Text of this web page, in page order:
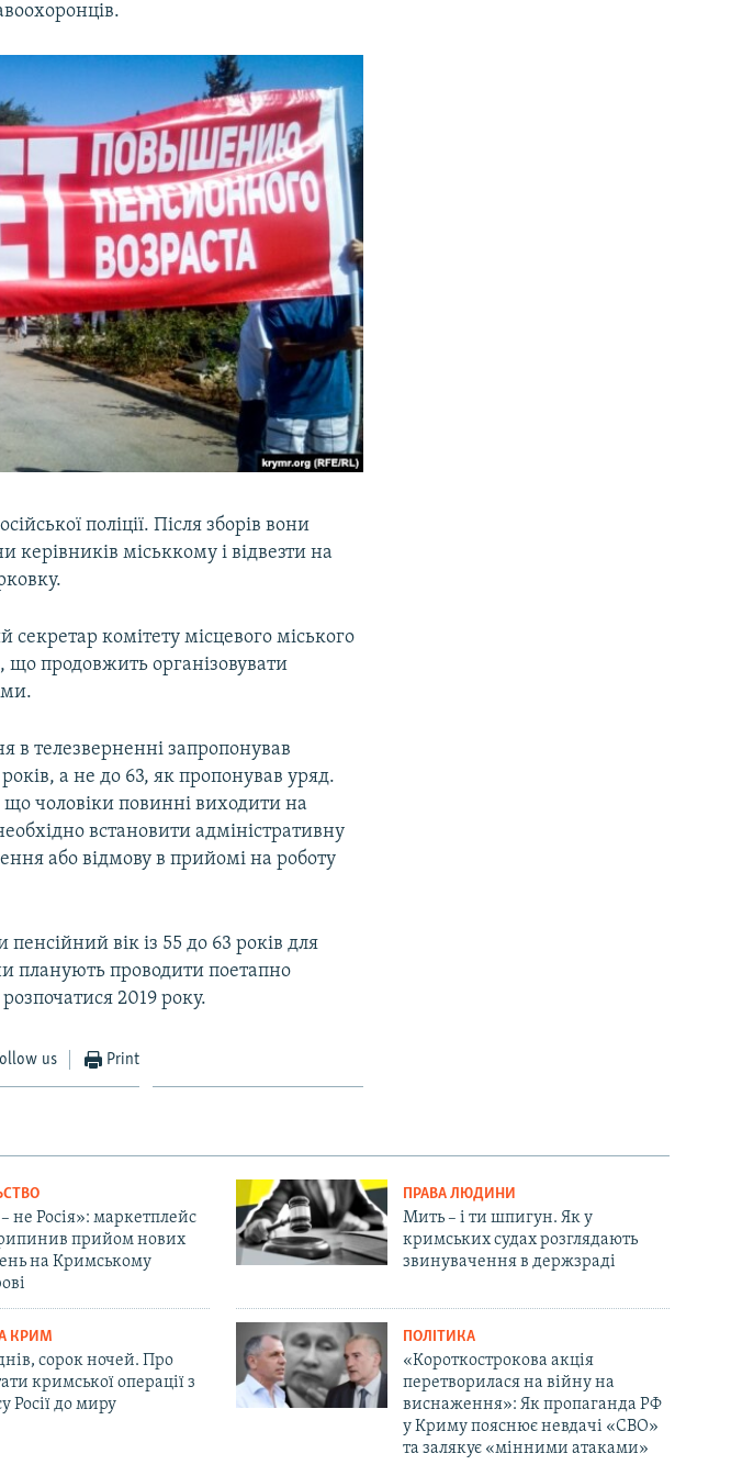
поліції. Після зборів вони
міськкому і відвезти на
комітету місцевого міського
що продовжить організовувати
в телезверненні запропонував
а не до 63, як пропонував уряд.
чоловіки повинні виходити на
встановити адміністративну
або відмову в прийомі на роботу
вік із 55 до 63 років для
планують проводити поетапно
2019 року.
us Print
не Росія»: маркетплейс
прийом нових
на Кримському
ПРАВА ЛЮДИНИ
Мить – і ти шпигун. Як у
кримських судах розглядають
звинувачення в держзраді
КРИМ
сорок ночей. Про
кримської операції з
Росії до миру
ПОЛІТИКА
«Короткострокова акція
перетворилася на війну на
виснаження»: Як пропаганда РФ
у Криму пояснює невдачі «СВО»
та залякує «мінними атаками»